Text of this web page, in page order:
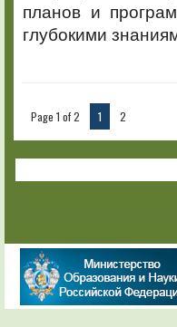
планов и
глубокими
Page 1 of 2 1 2